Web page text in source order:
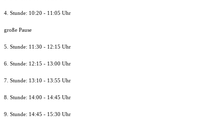
4. Stunde: 10:20 - 11:05 Uhr
große Pause
5. Stunde: 11:30 - 12:15 Uhr
6. Stunde: 12:15 - 13:00 Uhr
7. Stunde: 13:10 - 13:55 Uhr
8. Stunde: 14:00 - 14:45 Uhr
9. Stunde: 14:45 - 15:30 Uhr